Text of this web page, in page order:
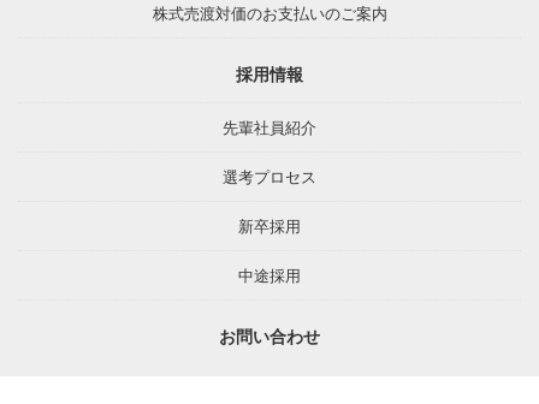
株式売渡対価のお支払いのご案内
採用情報
先輩社員紹介
選考プロセス
新卒採用
中途採用
お問い合わせ